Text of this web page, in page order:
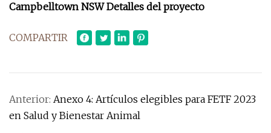
Campbelltown NSW Detalles del proyecto
COMPARTIR
Anterior: Anexo 4: Artículos elegibles para FETF 2023
en Salud y Bienestar Animal